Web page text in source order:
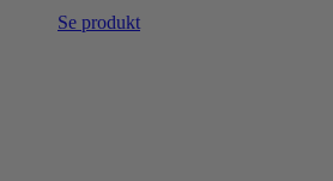
Se produkt